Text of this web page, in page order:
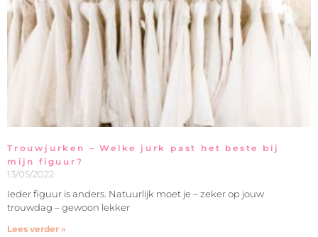
Trouwjurken – Welke jurk past het beste bij
mijn figuur?
13/05/2022
Ieder figuur is anders. Natuurlijk moet je – zeker op jouw
trouwdag – gewoon lekker
Lees verder »